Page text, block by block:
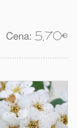
Cena: 5,70€